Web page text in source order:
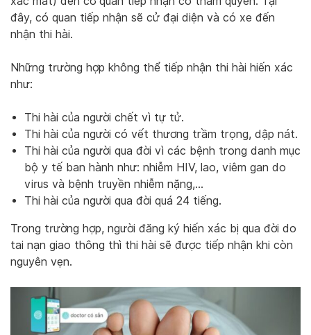
đây, có quan tiếp nhận sẽ cử đại diện và có xe đến
nhận thi hài.
Những trường hợp không thể tiếp nhận thi hài hiến xác
như:
Thi hài của người chết vì tự tử.
Thi hài của người có vết thương trầm trọng, dập nát.
Thi hài của người qua đời vì các bệnh trong danh mục
bộ y tế ban hành như: nhiễm HIV, lao, viêm gan do
virus và bệnh truyền nhiễm nặng,…
Thi hài của người qua đời quá 24 tiếng.
Trong trường hợp, người đăng ký hiến xác bị qua đời do
tai nạn giao thông thì thi hài sẽ được tiếp nhận khi còn
nguyên vẹn.